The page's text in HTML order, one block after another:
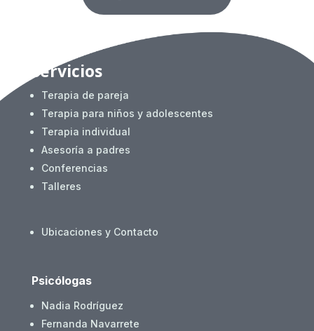
Servicios
Terapia de pareja
Terapia para niños y adolescentes
Terapia individual
Asesoría a padres
Conferencias
Talleres
Ubicaciones y Contacto
Psicólogas
Nadia Rodríguez
Fernanda Navarrete